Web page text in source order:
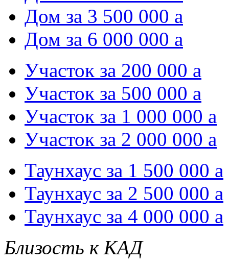
Дом за 3 500 000 a
Дом за 6 000 000 a
Участок за 200 000 a
Участок за 500 000 a
Участок за 1 000 000 a
Участок за 2 000 000 a
Таунхаус за 1 500 000 a
Таунхаус за 2 500 000 a
Таунхаус за 4 000 000 a
Близость к КАД